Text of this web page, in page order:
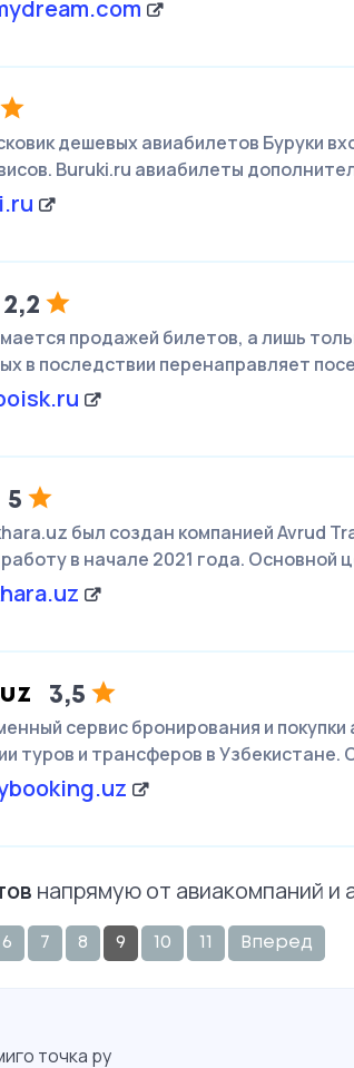
дешевых авиабилетов Буруки
Buruki.ru авиабилеты
2,2
продажей билетов, а лишь
в последствии перенаправляет
5
был создан компанией Avrud
в начале 2021 года. Основной
3,5
сервис бронирования и
туров и трансферов в Узбекистане.
напрямую от авиакомпаний и
6 7 8 9 10 11 Вперед
точка ру